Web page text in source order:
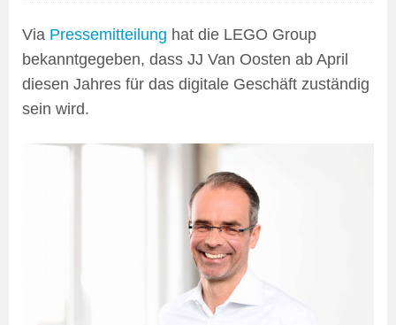
Via Pressemitteilung hat die LEGO Group
bekanntgegeben, dass JJ Van Oosten ab April
diesen Jahres für das digitale Geschäft zuständig
sein wird.